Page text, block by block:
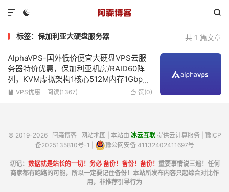
 

共 1 篇文章
标签：保加利亚大硬盘服务器
AlphaVPS-国外低价便宜大硬盘VPS云服
务器特价优惠，保加利亚机房/RAID60阵
列，KVM虚拟架构1核心512M内存1Gbps
带宽128G硬盘低至15欧元/年
 赞(0)
 VPS优惠 阅读(1367)
© 2019-2026 阿森博客 网站地图 | 本站由 冰云互联提供云计算服务 | 豫ICP
备2025135810号-1
豫公网安备 41132402411697号
切记： 数据就是站长的一切！务必 备份！备份！备份！ 重要事情说三遍！任何
商家都有跑路的可能，所以一定要记住备份！本站所发布内容只起综合对比作
用，非推荐引导行为